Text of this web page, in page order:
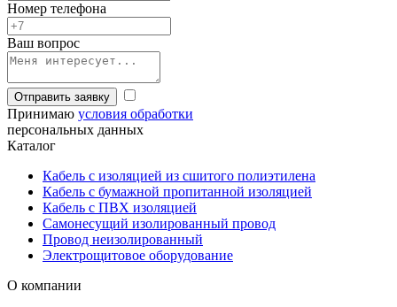
Номер телефона
Ваш вопрос
Отправить заявку
Принимаю условия обработки
персональных данных
Каталог
Кабель с изоляцией из сшитого полиэтилена
Кабель с бумажной пропитанной изоляцией
Кабель с ПВХ изоляцией
Самонесущий изолированный провод
Провод неизолированный
Электрощитовое оборудование
О компании